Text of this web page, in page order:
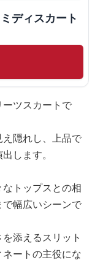
ディスカート
ツスカートで
隠れし、上品で
します。
トップスとの相
幅広いシーンで
添えるスリット
ートの主役にな